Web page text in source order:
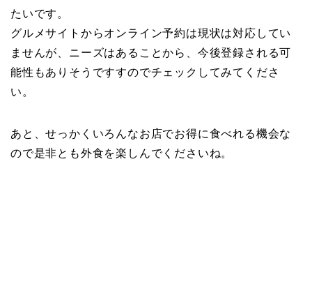
たいです。
グルメサイトからオンライン予約は現状は対応してい
ませんが、ニーズはあることから、今後登録される可
能性もありそうですすのでチェックしてみてくださ
い。
あと、せっかくいろんなお店でお得に食べれる機会な
ので是非とも外食を楽しんでくださいね。